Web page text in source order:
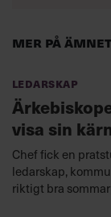
Mer på ämnet
Ledarskap
visa sin
Chef fick en
ledarskap,
riktigt bra